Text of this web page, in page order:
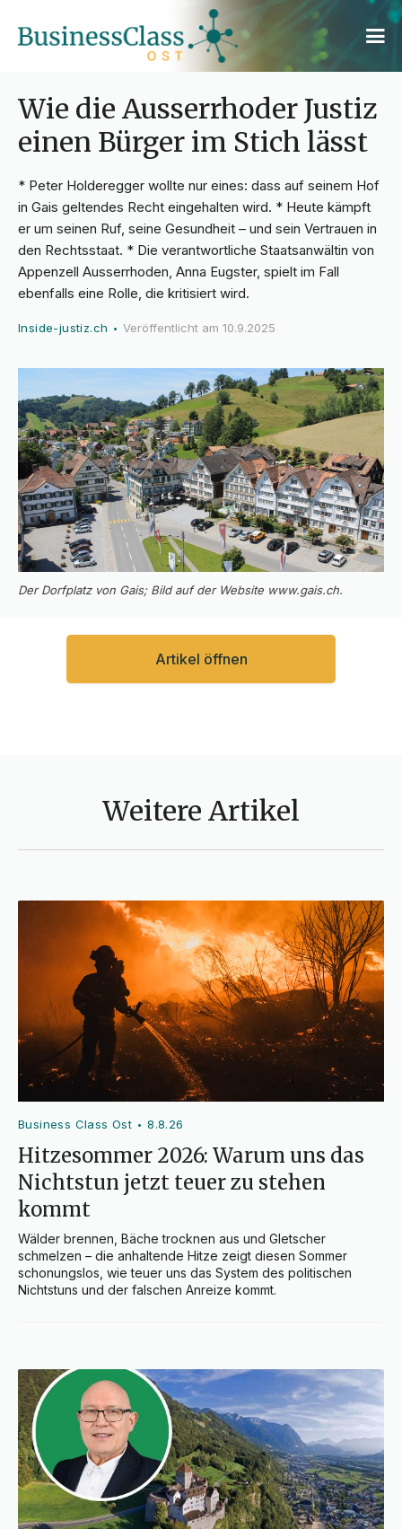
Wie die Ausserrhoder Justiz
einen Bürger im Stich lässt
* Peter Holderegger wollte nur eines: dass auf seinem Hof
in Gais geltendes Recht eingehalten wird. * Heute kämpft
er um seinen Ruf, seine Gesundheit – und sein Vertrauen in
den Rechtsstaat. * Die verantwortliche Staatsanwältin von
Appenzell Ausserrhoden, Anna Eugster, spielt im Fall
ebenfalls eine Rolle, die kritisiert wird.
Inside-justiz.ch •Veröffentlicht am 10.9.2025
Der Dorfplatz von Gais; Bild auf der Website www.gais.ch.
Artikel öffnen
Weitere Artikel
Business Class Ost •8.8.26
Hitzesommer 2026: Warum uns das
Nichtstun jetzt teuer zu stehen
kommt
Wälder brennen, Bäche trocknen aus und Gletscher
schmelzen – die anhaltende Hitze zeigt diesen Sommer
schonungslos, wie teuer uns das System des politischen
Nichtstuns und der falschen Anreize kommt.